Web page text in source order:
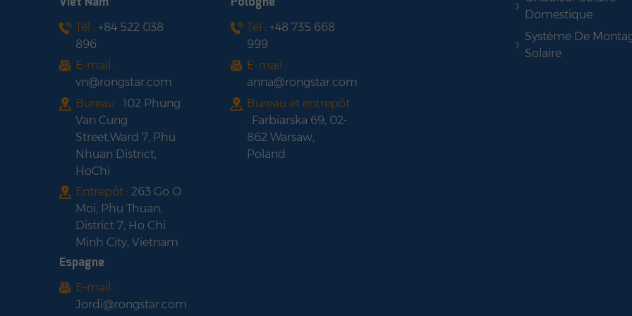
noir
LONGI HI-MO 6 LR5-
cadre noir demi-
cellule
Tél : +84 522 038
896
E-mail :
vn@rongstar.com
Bureau : 102 Phung
Van Cung
Street,Ward 7, Phu
Nhuan District,
HoChi
Entrepôt : 263 Go O
Moi, Phu Thuan,
District 7, Ho Chi
Minh City, Vietnam
Tél :+48 735 668
999
E-mail :
anna@rongstar.com
Bureau et entrepôt
: Farbiarska 69, 02-
862 Warsaw,
Poland
Espagne
E-mail :
Jordi@rongstar.com
Domestique
Système De
Solaire